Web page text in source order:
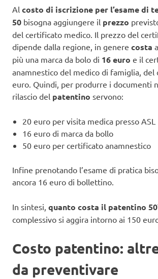
Al costo di iscrizione per l’esame di
50 bisogna aggiungere il prezzo
del certificato medico. Il prezzo del
dipende dalla regione, in genere costa
più una marca da bolo di 16 euro e il
anamnestico del medico di famiglia, del
euro. Quindi, per produrre i documenti
rilascio del patentino servono:
20 euro per visita medica presso ASL
16 euro di marca da bollo
50 euro per certificato anamnestico
Infine prenotando l’esame di pratica
ancora 16 euro di bollettino.
In sintesi, quanto costa il patentino
complessivo si aggira intorno ai 150
Costo patentino:
da preventivare